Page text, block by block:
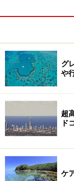
グ
や
超
ド
ケ